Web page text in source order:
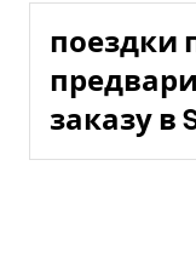
поездки
заказу в